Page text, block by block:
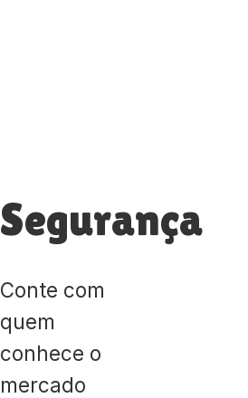
Segurança
Conte com
quem
conhece o
mercado